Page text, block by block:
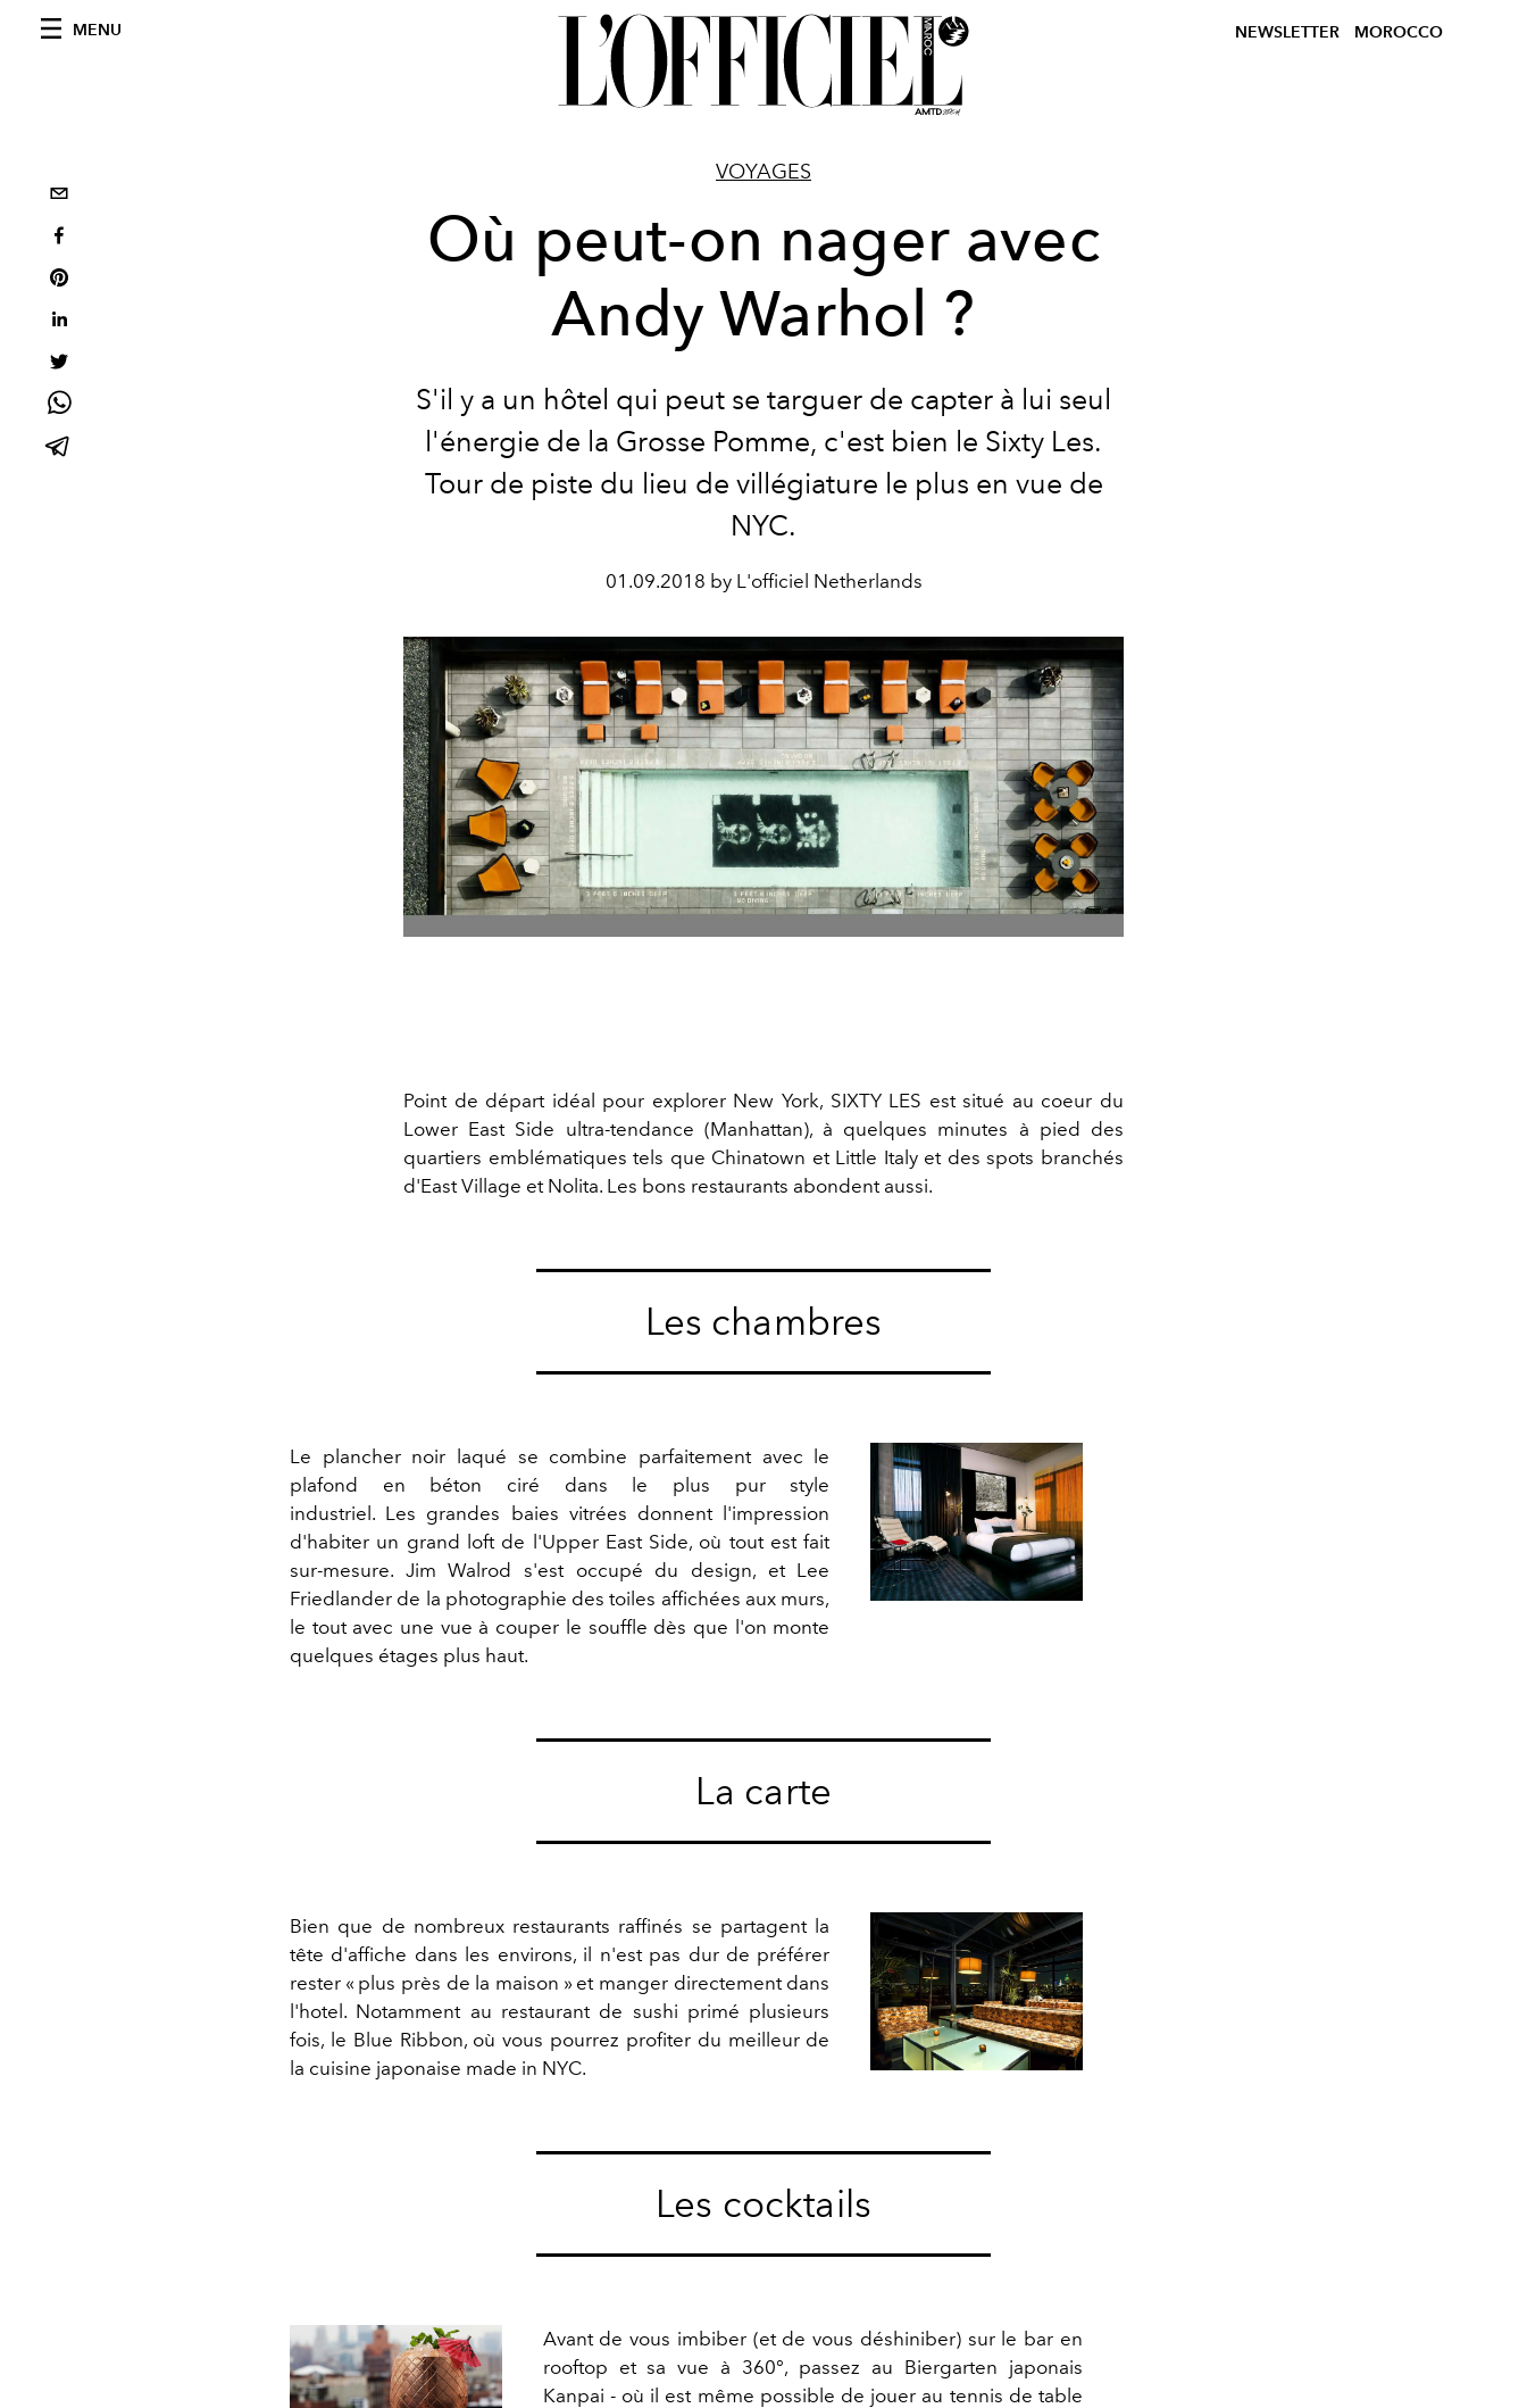
MENU NEWSLETTER MOROCCO
VOYAGES
Où peut-on nager avec
Andy Warhol ?
S'il y a un hôtel qui peut se targuer de capter à lui seul
l'énergie de la Grosse Pomme, c'est bien le Sixty Les.
Tour de piste du lieu de villégiature le plus en vue de
NYC.
01.09.2018 by L'officiel Netherlands
Point de départ idéal pour explorer New York, SIXTY LES est situé au coeur du
Lower East Side ultra-tendance (Manhattan), à quelques minutes à pied des
quartiers emblématiques tels que Chinatown et Little Italy et des spots branchés
d'East Village et Nolita. Les bons restaurants abondent aussi.
Les chambres
Le plancher noir laqué se combine parfaitement avec le
plafond en béton ciré dans le plus pur style
industriel. Les grandes baies vitrées donnent l'impression
d'habiter un grand loft de l'Upper East Side, où tout est fait
sur-mesure. Jim Walrod s'est occupé du design, et Lee
Friedlander de la photographie des toiles affichées aux murs,
le tout avec une vue à couper le souffle dès que l'on monte
quelques étages plus haut.
La carte
Bien que de nombreux restaurants raffinés se partagent la
tête d'affiche dans les environs, il n'est pas dur de préférer
rester « plus près de la maison » et manger directement dans
l'hotel. Notamment au restaurant de sushi primé plusieurs
fois, le Blue Ribbon, où vous pourrez profiter du meilleur de
la cuisine japonaise made in NYC.
Les cocktails
Avant de vous imbiber (et de vous déshiniber) sur le bar en
rooftop et sa vue à 360°, passez au Biergarten japonais
Kanpai - où il est même possible de jouer au tennis de table